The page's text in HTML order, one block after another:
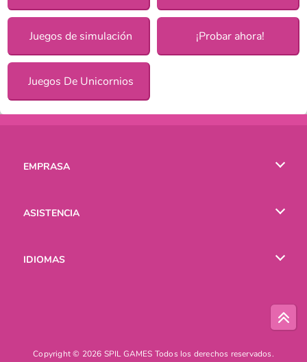
Juegos de simulación ¡Probar ahora!
Juegos De Unicornios
EMPRASA
ASISTENCIA
IDIOMAS
Copyright © 2026 SPIL GAMES Todos los derechos reservados.